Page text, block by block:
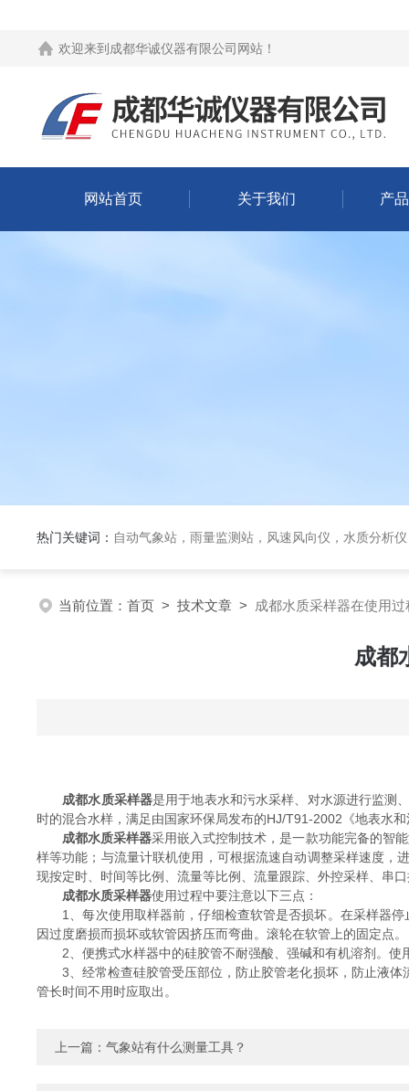
欢迎来到 成都华诚仪器有限公司网站 ！
网站首页 关于我们 产
热门关键词： 自动气象站，雨量监测站，风速风向仪，水质分析
当前位置： 首页 > 技术文章 > 成都水质采样器在使用
成都
成都水质采样器是用于地表水和污水采样、对水源进行监测
时的混合水样，满足由国家环保局发布的HJ/T91-2002《地表水
成都水质采样器采用嵌入式控制技术，是一款功能完备的智
样等功能；与流量计联机使用，可根据流速自动调整采样速度，
现按定时、时间等比例、流量等比例、流量跟踪、外控采样、串
成都水质采样器使用过程中要注意以下三点：
1、每次使用取样器前，仔细检查软管是否损坏。在采样器停
因过度磨损而损坏或软管因挤压而弯曲。滚轮在软管上的固定点。
2、便携式水样器中的硅胶管不耐强酸、强碱和有机溶剂。使
3、经常检查硅胶管受压部位，防止胶管老化损坏，防止液体
管长时间不用时应取出。
上一篇： 气象站有什么测量工具？